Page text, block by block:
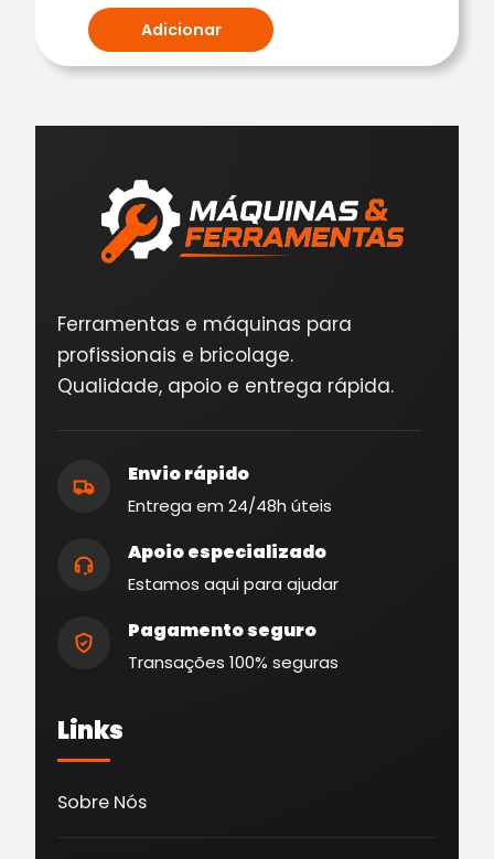
Adicionar
Ferramentas e máquinas para
profissionais e bricolage.
Qualidade, apoio e entrega rápida.
Envio rápido
Entrega em 24/48h úteis
Apoio especializado
Estamos aqui para ajudar
Pagamento seguro
Transações 100% seguras
Links
Sobre Nós